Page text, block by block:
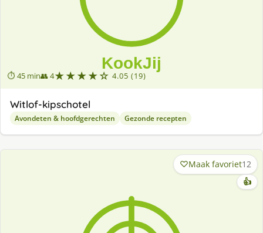
⏱ 45 min👥 4★★★★☆ 4.05 (19)
Witlof-kipschotel
Avondeten & hoofdgerechten Gezonde recepten
Maak favoriet12
👍